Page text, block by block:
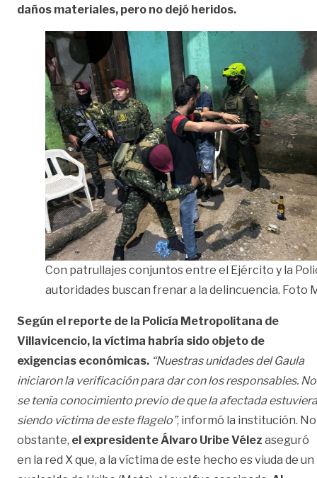
daños materiales, pero no dejó heridos.
Con patrullajes conjuntos entre el Ejército y la
autoridades buscan frenar a la delincuencia. Foto
Según el reporte de la Policía Metropolitana de
Villavicencio, la víctima habría sido objeto de
exigencias económicas. “Nuestras unidades del Gaula
iniciaron la verificación para dar con los responsables. No
se tenía conocimiento previo de que la afectada estuviera
siendo víctima de este flagelo”, informó la institución. No
obstante, el expresidente Álvaro Uribe Vélez aseguró
en la red X que, a la víctima de este hecho es viuda de un